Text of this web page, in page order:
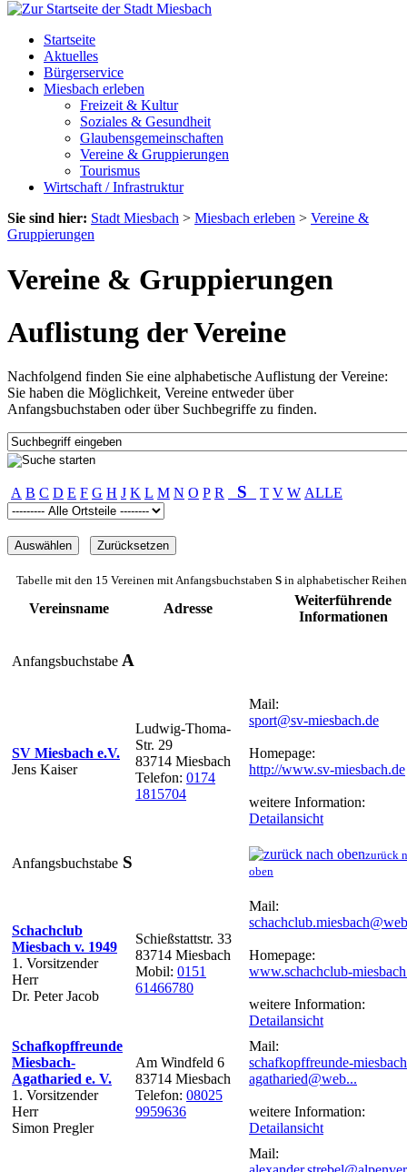
Startseite
Aktuelles
Bürgerservice
Miesbach erleben
Freizeit & Kultur
Soziales & Gesundheit
Glaubensgemeinschaften
Vereine & Gruppierungen
Tourismus
Wirtschaft / Infrastruktur
Sie sind hier: Stadt Miesbach > Miesbach erleben > Vereine &
Gruppierungen
Vereine & Gruppierungen
Auflistung der Vereine
Nachfolgend finden Sie eine alphabetische Auflistung der Vereine:
Sie haben die Möglichkeit, Vereine entweder über
Anfangsbuchstaben oder über Suchbegriffe zu finden.
A B C D E F G H J K L M N O P R S T V W ALLE
Tabelle mit den 15 Vereinen mit Anfangsbuchstaben S in alphabetischer
Vereinsname Adresse
Weiterführende
Informationen
Anfangsbuchstabe A
SV Miesbach e.V.
Jens Kaiser
Ludwig-Thoma-
Str. 29
83714 Miesbach
Telefon: 0174
1815704
Mail:
sport@sv-miesbach.de
Homepage:
http://www.sv-miesbach.de
weitere Information:
Detailansicht
Anfangsbuchstabe S
zurück
oben
Schachclub
Miesbach v. 1949
1. Vorsitzender
Herr
Dr. Peter Jacob
Schießstattstr. 33
83714 Miesbach
Mobil: 0151
61466780
Mail:
Homepage:
www.schachclub-
weitere Information:
Detailansicht
Schafkopffreunde
Miesbach-
Agatharied e. V.
1. Vorsitzender
Herr
Simon Pregler
Am Windfeld 6
83714 Miesbach
Telefon: 08025
9959636
Mail:
schafkopffreunde-
agatharied@web...
weitere Information:
Detailansicht
Mail: